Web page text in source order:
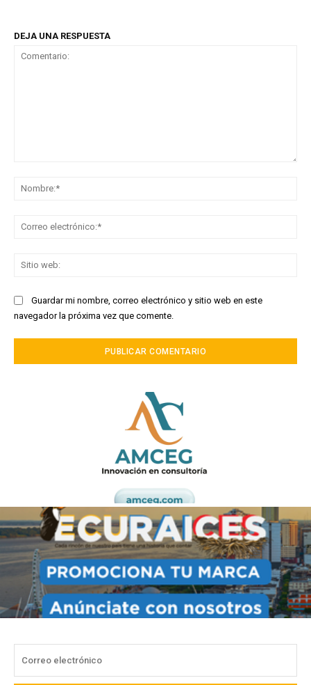
DEJA UNA RESPUESTA
Guardar mi nombre, correo electrónico y sitio web en este
navegador la próxima vez que comente.